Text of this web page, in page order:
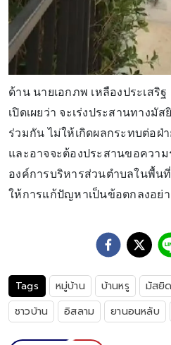
ด้าน นายเอกภพ เหลืองประเสริฐ
เปิดเผยว่า จะเร่งประสานทางมั
ร่วมกัน ไม่ให้เกิดผลกระทบต่อฝ่
และอาจจะต้องประสานขอควา
องค์การบริหารส่วนตำบลในพื้น
ให้การแก้ปัญหาเป็นข้อตกลงอย่า
Tags หมู่บ้าน บ้านหรู มัสยิด
ชาวบ้าน
อิสลาม ยานอนหลับ